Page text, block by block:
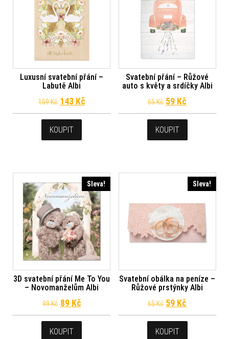
Luxusní svatební přání –
Labutě Albi
159Kč Původní cena byla: 159 Kč.
143 KčAktuální cena je: 143 Kč.
KOUPIT
Svatební přání – Růžové
auto s květy a srdíčky Albi
65Kč Původní cena
59 Kč
KOUPIT
Sleva!
3D svatební přání Me To You
– Novomanželům Albi
99Kč Původní cena byla: 99 Kč.
89 KčAktuální cena je: 89 Kč.
KOUPIT
Sleva!
Svatební obálka na peníze –
Růžové prstýnky Albi
65Kč Původní cena
59 Kč
KOUPIT